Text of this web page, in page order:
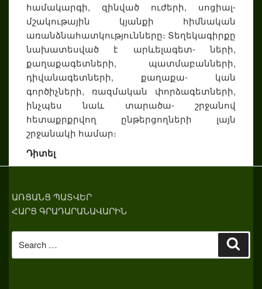
համակարգի, զինված ուժերի, սոցիալ-
մշակութային կյանքի հիմնական
առանձնահատկությունները։ Տեղեկագիրքը
նախատեսված է արևելագետ- ների,
քաղաքագետների, պատմաբանների,
դիվանագետների, քաղաքա- կան
գործիչների, ռազմական փորձագետների,
ինչպես նաև տարածա- շրջանով
հետաքրքրվող ընթերցողների լայն
շրջանակի համար։
Դիտել
ԱՌՑԱՆՑ ՊԱՏՎԵՐ
ՀԱՐՑ ԳՐԱԴԱՐԱՆԱՎԱՐԻՆ
for: